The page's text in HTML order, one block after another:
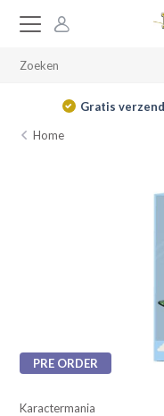
Gratis
Home
PRE ORDER
Karactermania